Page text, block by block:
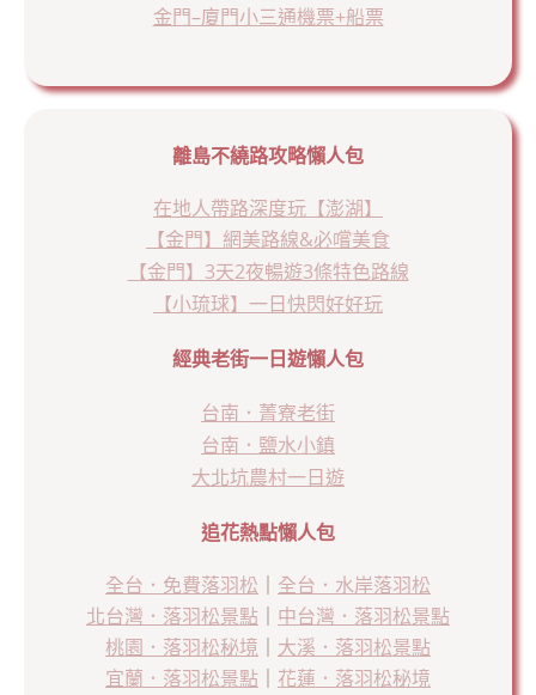
金門–廈門小三通機票+船票
離島不繞路攻略懶人包
在地人帶路深度玩【澎湖】
【金門】網美路線&必嚐美食
【金門】3天2夜暢遊3條特色路線
【小琉球】一日快閃好好玩
經典老街一日遊懶人包
台南．菁寮老街
台南．鹽水小鎮
大北坑農村一日遊
追花熱點懶人包
全台．免費落羽松
全台．水岸落羽松
北台灣．落羽松景點
中台灣．落羽松景點
桃園．落羽松秘境
大溪．落羽松景點
宜蘭．落羽松景點
花蓮．落羽松秘境